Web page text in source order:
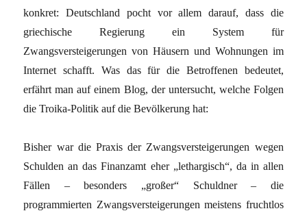
konkret: Deutschland pocht vor allem darauf, dass die
griechische Regierung ein System für
Zwangsversteigerungen von Häusern und Wohnungen im
Internet schafft. Was das für die Betroffenen bedeutet,
erfährt man auf einem Blog, der untersucht, welche Folgen
die Troika-Politik auf die Bevölkerung hat:
Bisher war die Praxis der Zwangsversteigerungen wegen
Schulden an das Finanzamt eher „lethargisch“, da in allen
Fällen – besonders „großer“ Schuldner – die
programmierten Zwangsversteigerungen meistens fruchtlos